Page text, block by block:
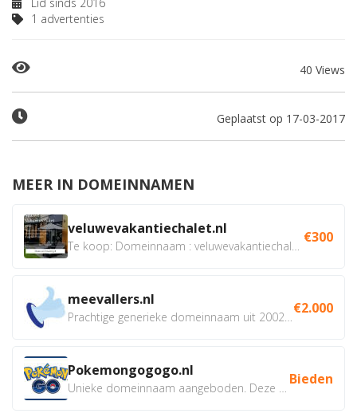
1 advertenties
40 Views
Geplaatst op 17-03-2017
MEER IN DOMEINNAMEN
veluwevakantiechalet.nl €300
meevallers.nl €2.000
Pokemongogogo.nl Bieden